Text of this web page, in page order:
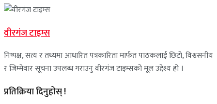
वीरगंज टाइम्स
निष्पक्ष, सत्य र तथ्यमा आधारित पत्रकारिता मार्फत पाठकलाई छिटो, विश्वसनीय
र जिम्मेवार सूचना उपलब्ध गराउनु वीरगंज टाइम्सको मूल उद्देश्य हो ।
प्रतिक्रिया दिनुहोस् !